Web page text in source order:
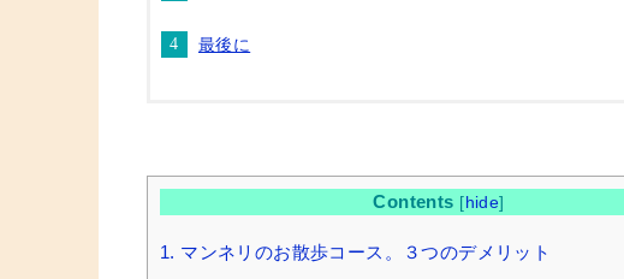
最後に
Contents [ hide]
1. マンネリのお散歩コース。３つのデメリット